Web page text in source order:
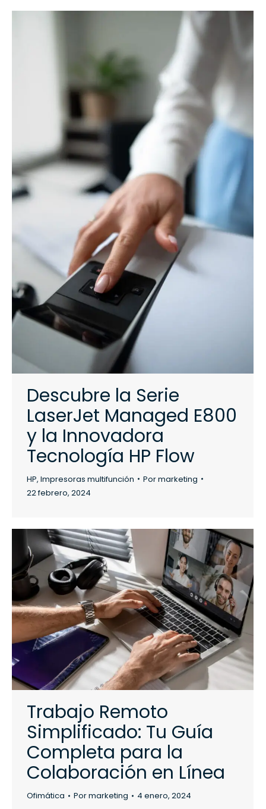
Descubre la Serie
LaserJet Managed E800
y la Innovadora
Tecnología HP Flow
HP, Impresoras multifunción Pormarketing
22 febrero, 2024
Trabajo Remoto
Simplificado: Tu Guía
Completa para la
Colaboración en Línea
Ofimática Pormarketing 4 enero, 2024